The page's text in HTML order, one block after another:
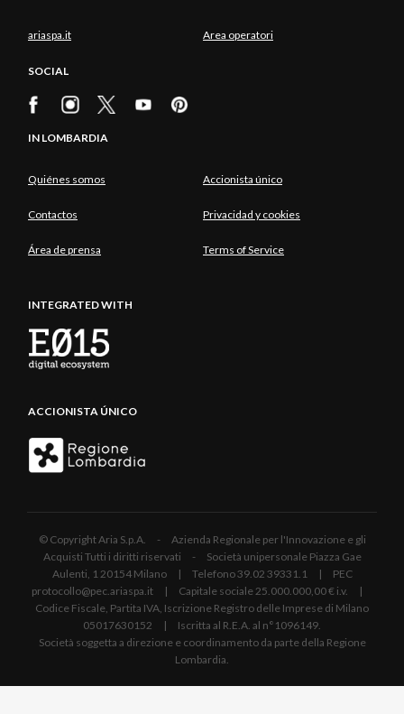
ariaspa.it Area operatori
SOCIAL
IN LOMBARDIA
Quiénes somos Accionista único
Contactos Privacidad y cookies
Área de prensa Terms of Service
INTEGRATED WITH
ACCIONISTA ÚNICO
© Copyright Aria S.p.A. - Azienda Regionale per l'Innovazione e gli
Acquisti Tutti i diritti riservati - Società unipersonale Piazza Gae
Aulenti, 1 20154 Milano | Telefono 39.02 39331.1 | PEC
protocollo@pec.ariaspa.it | Capitale sociale 25.000.000,00 € i.v. |
Codice Fiscale, Partita IVA, Iscrizione Registro delle Imprese di Milano
05017630152 | Iscritta al R.E.A. al n°1096149.
Società soggetta a direzione e coordinamento da parte della Regione
Lombardia.